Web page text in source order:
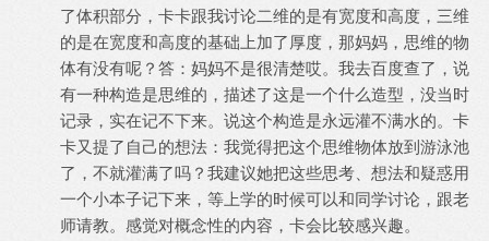
了体积部分，卡卡跟我讨论二维的是有宽度和高度，三维
的是在宽度和高度的基础上加了厚度，那妈妈，思维的物
体有没有呢？答：妈妈不是很清楚哎。我去百度查了，说
有一种构造是思维的，描述了这是一个什么造型，没当时
记录，实在记不下来。说这个构造是永远灌不满水的。卡
卡又提了自己的想法：我觉得把这个思维物体放到游泳池
了，不就灌满了吗？我建议她把这些思考、想法和疑惑用
一个小本子记下来，等上学的时候可以和同学讨论，跟老
师请教。感觉对概念性的内容，卡会比较感兴趣。